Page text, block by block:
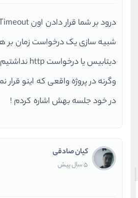
شبیه سازی یک درخواست زمان بر
دیتابیس یا درخواست http نداشتیم !
وگرنه در پروژه واقعی که اینو قرار
در خود جلسه بهش اشاره کردم !
کیان صادقی
5 سال پیش